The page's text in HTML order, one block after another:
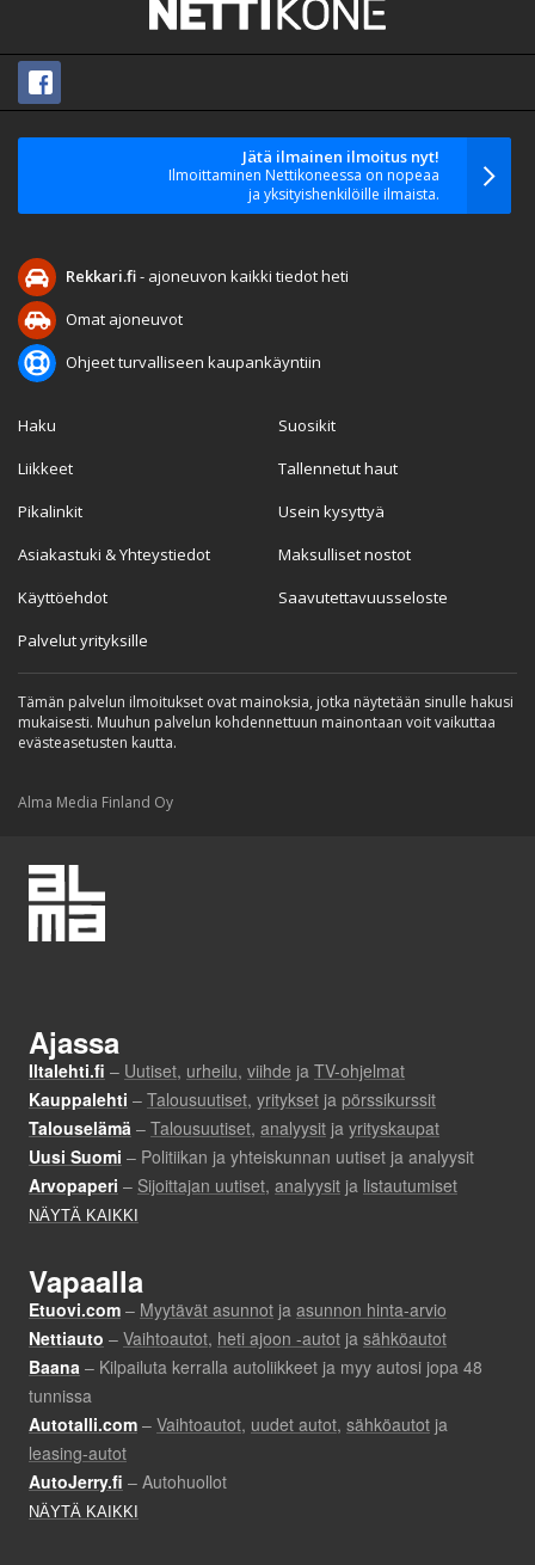
Jätä ilmainen ilmoitus nyt!
Ilmoittaminen Nettikoneessa on nopeaa
ja yksityishenkilöille ilmaista.
Rekkari.fi- ajoneuvon kaikki tiedot heti
Omat ajoneuvot
Ohjeet turvalliseen kaupankäyntiin
Haku
Liikkeet
Pikalinkit
Asiakastuki & Yhteystiedot
Käyttöehdot
Palvelut yrityksille
Suosikit
Tallennetut haut
Usein kysyttyä
Maksulliset nostot
Saavutettavuusseloste
Tämän palvelun ilmoitukset ovat mainoksia, jotka näytetään sinulle hakusi
mukaisesti. Muuhun palvelun kohdennettuun mainontaan voit vaikuttaa
evästeasetusten kautta.
Alma Media Finland Oy